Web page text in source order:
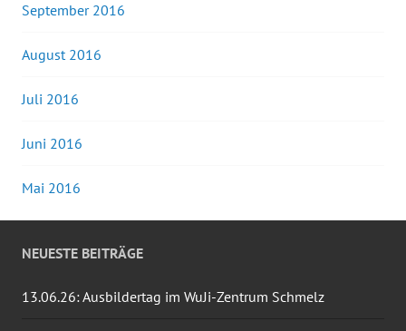
September 2016
August 2016
Juli 2016
Juni 2016
Mai 2016
NEUESTE BEITRÄGE
13.06.26: Ausbildertag im WuJi-Zentrum Schmelz